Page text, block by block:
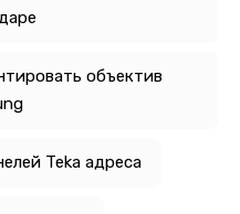
объектив
Teka адреса